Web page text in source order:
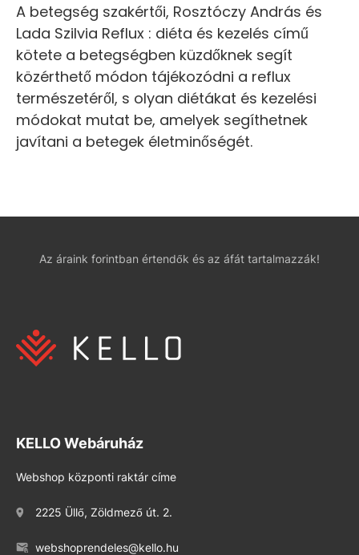
A betegség szakértői, Rosztóczy András és
Lada Szilvia Reflux : diéta és kezelés című
kötete a betegségben küzdőknek segít
közérthető módon tájékozódni a reflux
természetéről, s olyan diétákat és kezelési
módokat mutat be, amelyek segíthetnek
javítani a betegek életminőségét.
Az áraink forintban értendők és az áfát tartalmazzák!
KELLO Webáruház
Webshop központi raktár címe
2225 Üllő, Zöldmező út. 2.
webshoprendeles@kello.hu